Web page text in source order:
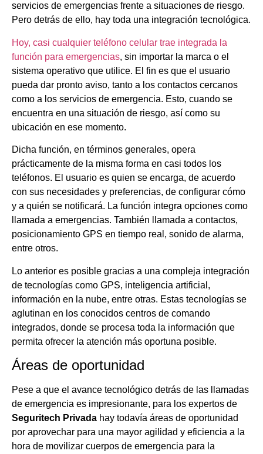
servicios de emergencias frente a situaciones de riesgo.
Pero detrás de ello, hay toda una integración tecnológica.
Hoy, casi cualquier teléfono celular trae integrada la
función para emergencias, sin importar la marca o el
sistema operativo que utilice. El fin es que el usuario
pueda dar pronto aviso, tanto a los contactos cercanos
como a los servicios de emergencia. Esto, cuando se
encuentra en una situación de riesgo, así como su
ubicación en ese momento.
Dicha función, en términos generales, opera
prácticamente de la misma forma en casi todos los
teléfonos. El usuario es quien se encarga, de acuerdo
con sus necesidades y preferencias, de configurar cómo
y a quién se notificará. La función integra opciones como
llamada a emergencias. También llamada a contactos,
posicionamiento GPS en tiempo real, sonido de alarma,
entre otros.
Lo anterior es posible gracias a una compleja integración
de tecnologías como GPS, inteligencia artificial,
información en la nube, entre otras. Estas tecnologías se
aglutinan en los conocidos centros de comando
integrados, donde se procesa toda la información que
permita ofrecer la atención más oportuna posible.
Áreas de oportunidad
Pese a que el avance tecnológico detrás de las llamadas
de emergencia es impresionante, para los expertos de
Seguritech Privada hay todavía áreas de oportunidad
por aprovechar para una mayor agilidad y eficiencia a la
hora de movilizar cuerpos de emergencia para la